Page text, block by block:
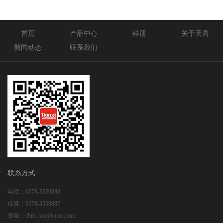
首页 产品中心 样册
关于天喜
新闻动态
联系我们
联系方式
电话： 0578-3559888
传真： 0578-3559887
邮箱： chris.tan@tianxi.com